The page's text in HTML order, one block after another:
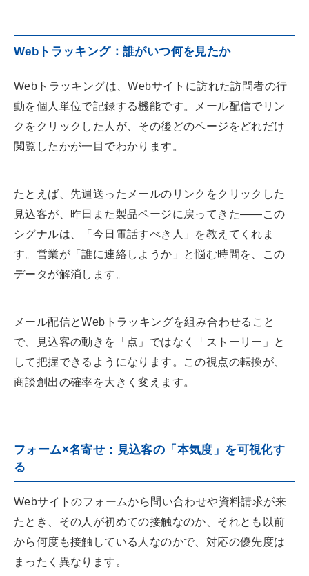
Webトラッキング：誰がいつ何を見たか
Webトラッキングは、Webサイトに訪れた訪問者の行
動を個人単位で記録する機能です。メール配信でリン
クをクリックした人が、その後どのページをどれだけ
閲覧したかが一目でわかります。
たとえば、先週送ったメールのリンクをクリックした
見込客が、昨日また製品ページに戻ってきた——この
シグナルは、「今日電話すべき人」を教えてくれま
す。営業が「誰に連絡しようか」と悩む時間を、この
データが解消します。
メール配信とWebトラッキングを組み合わせること
で、見込客の動きを「点」ではなく「ストーリー」と
して把握できるようになります。この視点の転換が、
商談創出の確率を大きく変えます。
フォーム×名寄せ：見込客の「本気度」を可視化す
る
Webサイトのフォームから問い合わせや資料請求が来
たとき、その人が初めての接触なのか、それとも以前
から何度も接触している人なのかで、対応の優先度は
まったく異なります。